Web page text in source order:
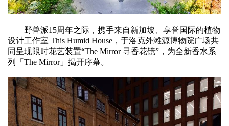
野兽派15周年之际，携手来自新加坡、享誉国际的植物
设计工作室 This Humid House，于洛克外滩源博物院广场共
同呈现限时花艺装置“The Mirror 寻香花镜”，为全新香水系
列「The Mirror」揭开序幕。